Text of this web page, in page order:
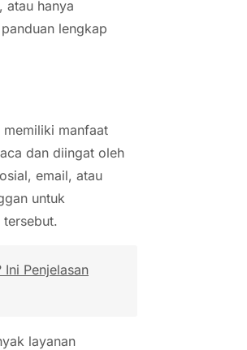
atau hanya
lengkap
manfaat
dan diingat oleh
email, atau
untuk
Penjelasan
layanan